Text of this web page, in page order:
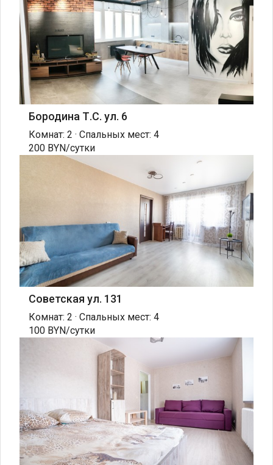
Бородина Т.С. ул. 6
Комнат: 2 · Спальных мест: 4
200 BYN/сутки
Советская ул. 131
Комнат: 2 · Спальных мест: 4
100 BYN/сутки